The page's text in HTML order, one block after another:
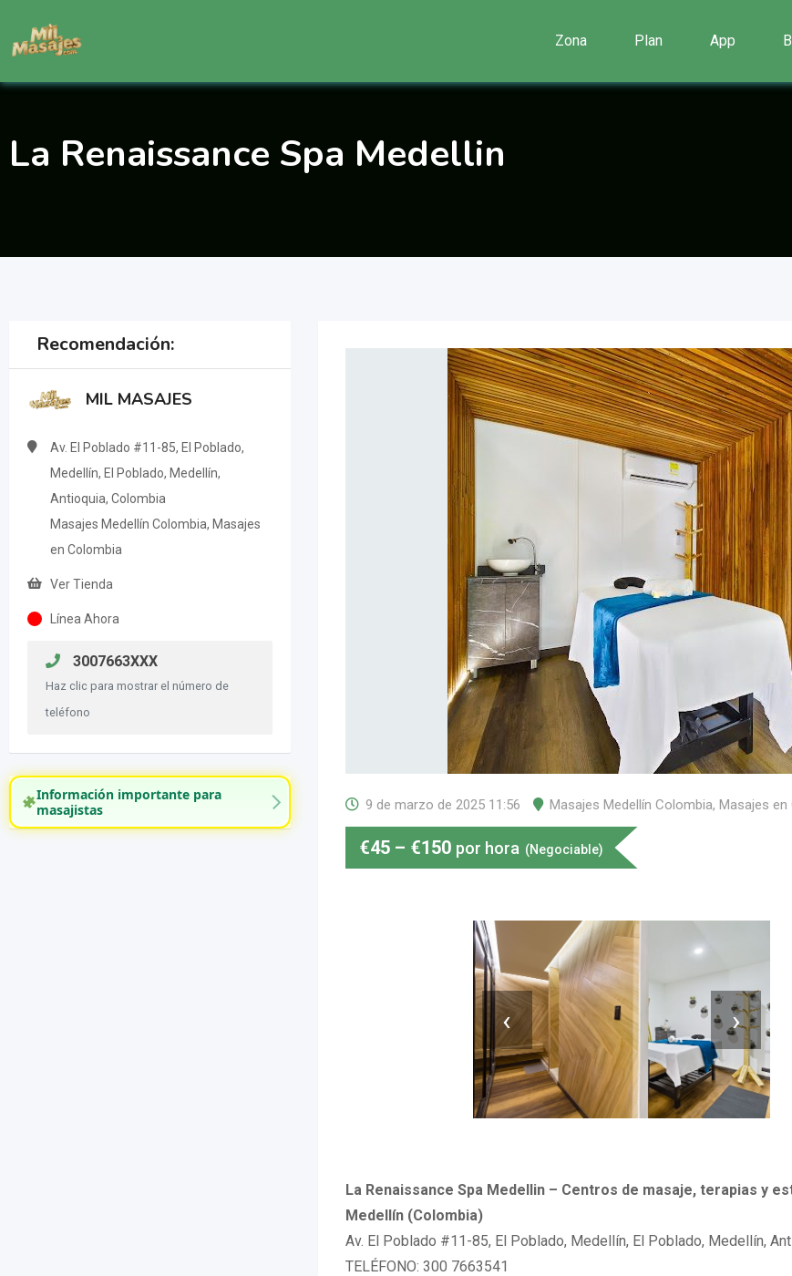
contenido
Zona Plan App
La Renaissance Spa Medellin
Recomendación:
MIL MASAJES
Av. El Poblado #11-85, El Poblado,
Medellín, El Poblado, Medellín,
Antioquia, Colombia
Masajes Medellín Colombia, Masajes
en Colombia
Ver Tienda
Línea Ahora
3007663XXX
Haz clic para mostrar el número de
teléfono
Información importante para
masajistas
9 de marzo de 2025 11:56 Masajes Medellín Colombia, Masajes en
€45 – €150 por hora (Negociable)
‹ ›
La Renaissance Spa Medellin – Centros de masaje, terapias y
Medellín (Colombia)
Av. El Poblado #11-85, El Poblado, Medellín, El Poblado, Medellín,
TELÉFONO: 300 7663541